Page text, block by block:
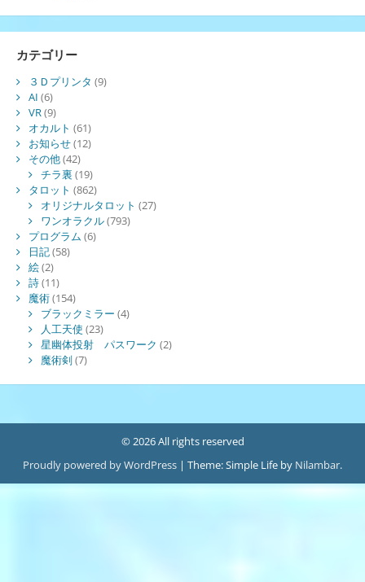
カテゴリー
３Ｄプリンタ (9)
AI (6)
VR(9)
オカルト (61)
お知らせ(12)
その他(42)
チラ裏 (19)
タロット (862)
オリジナルタロット (27)
ワンオラクル(793)
プログラム (6)
日記(58)
絵(2)
詩(11)
魔術(154)
ブラックミラー (4)
人工天使 (23)
星幽体投射 パスワーク (2)
魔術剣(7)
© 2026 All rights reserved
Proudly powered by WordPress | Theme: Simple Life by Nilambar.